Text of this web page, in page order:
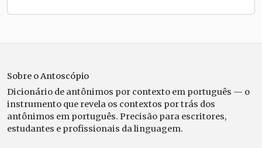
Sobre o Antoscópio
Dicionário de antônimos por contexto em português — o
instrumento que revela os contextos por trás dos
antônimos em português. Precisão para escritores,
estudantes e profissionais da linguagem.